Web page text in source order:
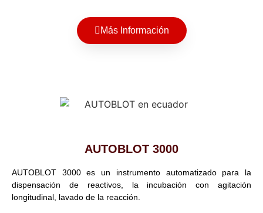
Más Información
AUTOBLOT 3000
AUTOBLOT 3000 es un instrumento automatizado para la
dispensación de reactivos, la incubación con agitación
longitudinal, lavado de la reacción.